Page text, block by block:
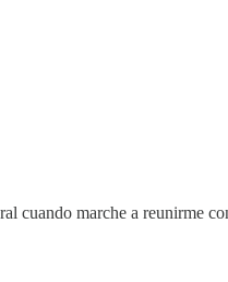
cuando marche a reunirme